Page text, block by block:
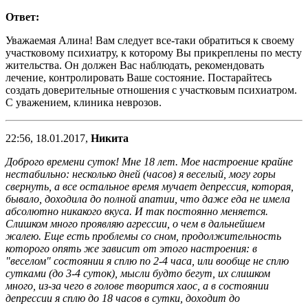
Ответ:
Уважаемая Алина! Вам следует все-таки обратиться к своему
участковому психиатру, к которому Вы прикреплены по месту
жительства. Он должен Вас наблюдать, рекомендовать
лечение, контролировать Ваше состояние. Постарайтесь
создать доверительные отношения с участковым психиатром.
С уважением, клиника неврозов.
22:56, 18.01.2017, Никита
Доброго времени суток! Мне 18 лет. Мое настроение крайне
нестабильно: несколько дней (часов) я веселый, могу горы
свернуть, а все остальное время мучает депрессия, которая,
бывало, доходила до полной апатии, что даже еда не имела
абсолютно никакого вкуса. И так постоянно меняется.
Слишком много проявляю агрессии, о чем в дальнейшем
жалею. Еще есть проблемы со сном, продолжительность
которого опять же зависит от этого настроения: в
"веселом" состоянии я сплю по 2-4 часа, или вообще не сплю
сутками (до 3-4 суток), мысли будто бегут, их слишком
много, из-за чего в голове творится хаос, а в состоянии
депрессии я сплю до 18 часов в сутки, доходит до